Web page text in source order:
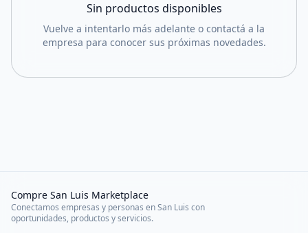
Sin productos disponibles
Vuelve a intentarlo más adelante o contactá a la
empresa para conocer sus próximas novedades.
Compre San Luis Marketplace
Conectamos empresas y personas en San Luis con
oportunidades, productos y servicios.